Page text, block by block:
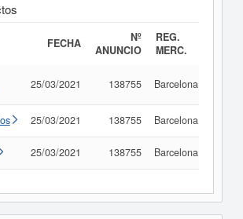
FECHA
Nº
ANUNCIO
REG.
MERC.
25/03/2021 138755 Barcelona
25/03/2021 138755 Barcelona
25/03/2021 138755 Barcelona